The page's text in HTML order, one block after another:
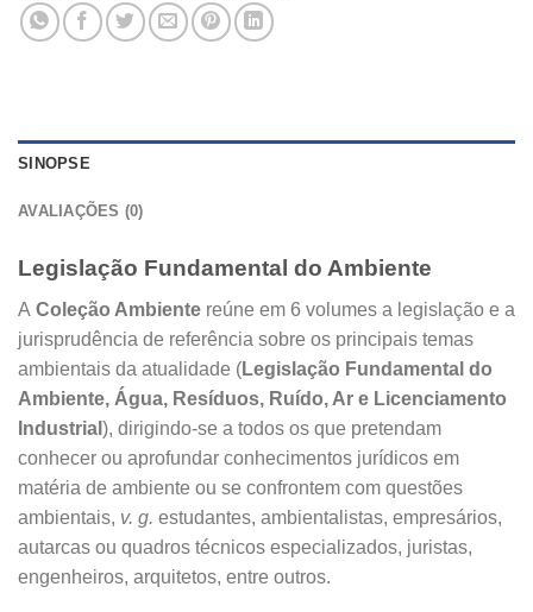
SINOPSE
AVALIAÇÕES (0)
Legislação Fundamental do Ambiente
A Coleção Ambiente reúne em 6 volumes a legislação e a
jurisprudência de referência sobre os principais temas
ambientais da atualidade (Legislação Fundamental do
Ambiente, Água, Resíduos, Ruído, Ar e Licenciamento
Industrial ), dirigindo-se a todos os que pretendam
conhecer ou aprofundar conhecimentos jurídicos em
matéria de ambiente ou se confrontem com questões
ambientais, v. g. estudantes, ambientalistas, empresários,
autarcas ou quadros técnicos especializados, juristas,
engenheiros, arquitetos, entre outros.